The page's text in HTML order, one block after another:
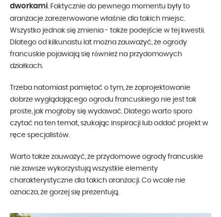
dworkami. Faktycznie do pewnego momentu były to
aranżacje zarezerwowane właśnie dla takich miejsc.
Wszystko jednak się zmienia - także podejście w tej kwestii.
Dlatego od kilkunastu lat można zauważyć, że ogrody
francuskie pojawiają się również na przydomowych
działkach.
Trzeba natomiast pamiętać o tym, że zaprojektowanie
dobrze wyglądającego ogrodu francuskiego nie jest tak
proste, jak mogłoby się wydawać. Dlatego warto sporo
czytać na ten temat, szukając inspiracji lub oddać projekt w
ręce specjalistów.
Warto także zauważyć, że przydomowe ogrody francuskie
nie zawsze wykorzystują wszystkie elementy
charakterystyczne dla takich aranżacji. Co wcale nie
oznacza, że gorzej się prezentują.